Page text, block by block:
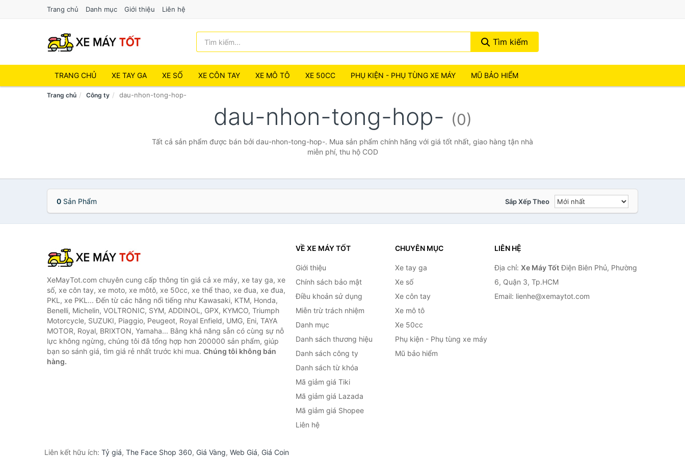
Trang chủ Danh mục Giới thiệu Liên hệ
Tìm kiếm
TRANG CHỦ XE TAY GA XE SỐ XE CÔN TAY XE MÔ TÔ XE 50CC PHỤ KIỆN - PHỤ TÙNG XE MÁY MŨ BẢO HIỂM
Trang chủ Công ty dau-nhon-tong-hop-
dau-nhon-tong-hop- (0)
Tất cả sản phẩm được bán bởi dau-nhon-tong-hop-. Mua sản phẩm chính hãng với giá tốt nhất, giao hàng tận nhà
miễn phí, thu hộ COD
0 Sản Phẩm Sắp Xếp Theo
XeMayTot.com chuyên cung cấp thông tin giá cả xe máy, xe tay ga, xe
số, xe côn tay, xe moto, xe môtô, xe 50cc, xe thể thao, xe đua, xe đua,
PKL, xe PKL... Đến từ các hãng nổi tiếng như Kawasaki, KTM, Honda,
Benelli, Michelin, VOLTRONIC, SYM, ADDINOL, GPX, KYMCO, Triumph
Motorcycle, SUZUKI, Piaggio, Peugeot, Royal Enfield, UMG, Eni, TAYA
MOTOR, Royal, BRIXTON, Yamaha... Bằng khả năng sẵn có cùng sự nỗ
lực không ngừng, chúng tôi đã tổng hợp hơn 200000 sản phẩm, giúp
bạn so sánh giá, tìm giá rẻ nhất trước khi mua. Chúng tôi không bán
hàng.
VỀ XE MÁY TỐT
Giới thiệu
Chính sách bảo mật
Điều khoản sử dụng
Miễn trừ trách nhiệm
Danh mục
Danh sách thương hiệu
Danh sách công ty
Danh sách từ khóa
Mã giảm giá Tiki
Mã giảm giá Lazada
Mã giảm giá Shopee
Liên hệ
CHUYÊN MỤC
Xe tay ga
Xe số
Xe côn tay
Xe mô tô
Xe 50cc
Phụ kiện - Phụ tùng xe máy
Mũ bảo hiểm
LIÊN HỆ
Địa chỉ: Xe Máy TốtĐiện Biên Phủ, Phường
6, Quận 3, Tp.HCM
Email: lienhe@xemaytot.com
Liên kết hữu ích: Tỷ giá, The Face Shop 360, Giá Vàng, Web Giá, Giá Coin